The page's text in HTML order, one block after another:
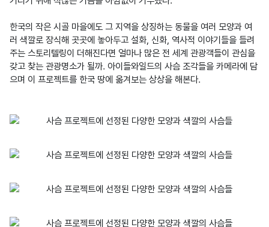
한국의 작은 시골 마을에도 그 지역을 상징하는 동물을 여러 모양과 여
러 색깔로 장식해 곳곳에 놓아두고 설화, 신화, 역사적 이야기들을 들려
주는 스토리텔링이 더해진다면 얼마나 많은 전 세계 관광객들이 관심을
갖고 찾는 관광명소가 될까. 아이들와일드의 사슴 조각들을 카메라에 담
으며 이 프로젝트를 한국 땅에 옮겨보는 상상을 해본다.